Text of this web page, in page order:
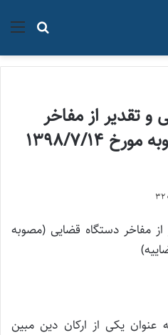
جستجو
و تقدیر از مفاخر
دستگاه قضایی (مصوبه مورخ ۱۳۹۸/۷/۱۴
32
از مفاخر دستگاه قضایی (مصوبه
یکی از ارکان دین مبین